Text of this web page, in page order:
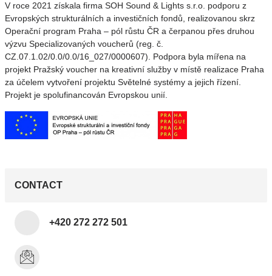
V roce 2021 získala firma SOH Sound & Lights s.r.o. podporu z
Evropských strukturálních a investičních fondů, realizovanou skrz
Operační program Praha – pól růstu ČR a čerpanou přes druhou
výzvu Specializovaných voucherů (reg. č.
CZ.07.1.02/0.0/0.0/16_027/0000607). Podpora byla mířena na
projekt Pražský voucher na kreativní služby v místě realizace Praha
za účelem vytvoření projektu Světelné systémy a jejich řízení.
Projekt je spolufinancován Evropskou unií.
CONTACT
+420 272 272 501